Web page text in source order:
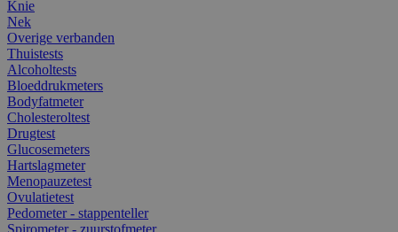
Knie
Nek
Overige verbanden
Thuistests
Alcoholtests
Bloeddrukmeters
Bodyfatmeter
Cholesteroltest
Drugtest
Glucosemeters
Hartslagmeter
Menopauzetest
Ovulatietest
Pedometer - stappenteller
Spirometer - zuurstofmeter